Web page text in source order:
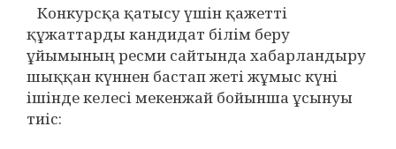
Конкурсқа қатысу үшін қажетті
құжаттарды кандидат білім беру
ұйымының ресми сайтында хабарландыру
шыққан күннен бастап жеті жұмыс күні
ішінде келесі мекенжай бойынша ұсынуы
тиіс: